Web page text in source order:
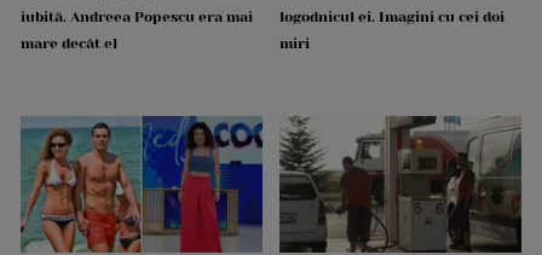
iubită. Andreea Popescu era mai
mare decât el
logodnicul ei. Imagini cu cei doi
miri